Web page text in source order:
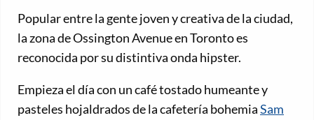
Popular entre la gente joven y creativa de la ciudad,
la zona de Ossington Avenue en Toronto es
reconocida por su distintiva onda hipster.
Empieza el día con un café tostado humeante y
pasteles hojaldrados de la cafetería bohemiaSam